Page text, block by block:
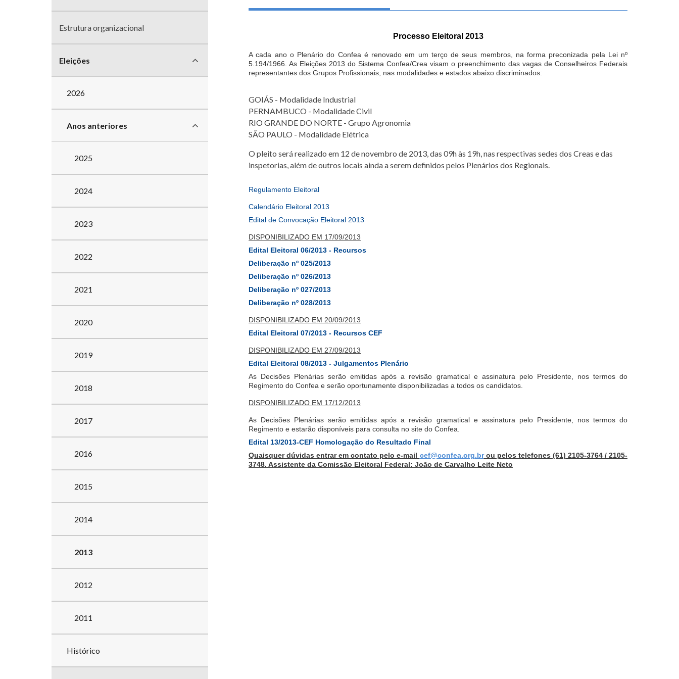
Processo Eleitoral 2013
A cada ano o Plenário do Confea é renovado em um terço de seus membros, na forma preconizada pela Lei nº
5.194/1966. As Eleições 2013 do Sistema Confea/Crea visam o preenchimento das vagas de Conselheiros Federais
representantes dos Grupos Profissionais, nas modalidades e estados abaixo discriminados:
GOIÁS - Modalidade Industrial
PERNAMBUCO - Modalidade Civil
RIO GRANDE DO NORTE - Grupo Agronomia
SÃO PAULO - Modalidade Elétrica
O pleito será realizado em 12 de novembro de 2013, das 09h às 19h, nas respectivas sedes dos Creas e das
inspetorias, além de outros locais ainda a serem definidos pelos Plenários dos Regionais.
Regulamento Eleitoral
Calendário Eleitoral 2013
Edital de Convocação Eleitoral 2013
DISPONIBILIZADO EM 17/09/2013
Edital Eleitoral 06/2013 - Recursos
Deliberação nº 025/2013
Deliberação nº 026/2013
Deliberação nº 027/2013
Deliberação nº 028/2013
DISPONIBILIZADO EM 20/09/2013
Edital Eleitoral 07/2013 - Recursos CEF
DISPONIBILIZADO EM 27/09/2013
Edital Eleitoral 08/2013 - Julgamentos Plenário
As Decisões Plenárias serão emitidas após a revisão gramatical e assinatura pelo Presidente, nos termos do
Regimento do Confea e serão oportunamente disponibilizadas a todos os candidatos.
DISPONIBILIZADO EM 17/12/2013
As Decisões Plenárias serão emitidas após a revisão gramatical e assinatura pelo Presidente, nos termos do
Regimento e estarão disponíveis para consulta no site do Confea.
Edital 13/2013-CEF Homologação do Resultado Final
Quaisquer dúvidas entrar em contato pelo e-mail cef@confea.org.brou pelos telefones (61) 2105-3764 / 2105-
3748. Assistente da Comissão Eleitoral Federal: João de Carvalho Leite Neto
Estrutura organizacional
Eleições
2026
Anos anteriores
2025
2024
2023
2022
2021
2020
2019
2018
2017
2016
2015
2014
2013
2012
2011
Histórico